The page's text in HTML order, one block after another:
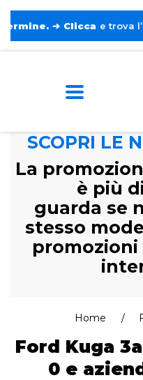
Clicca e trova l’auto
SCOPRI LE
La
è più
guarda se
stesso
Home
Ford Kuga
0 e